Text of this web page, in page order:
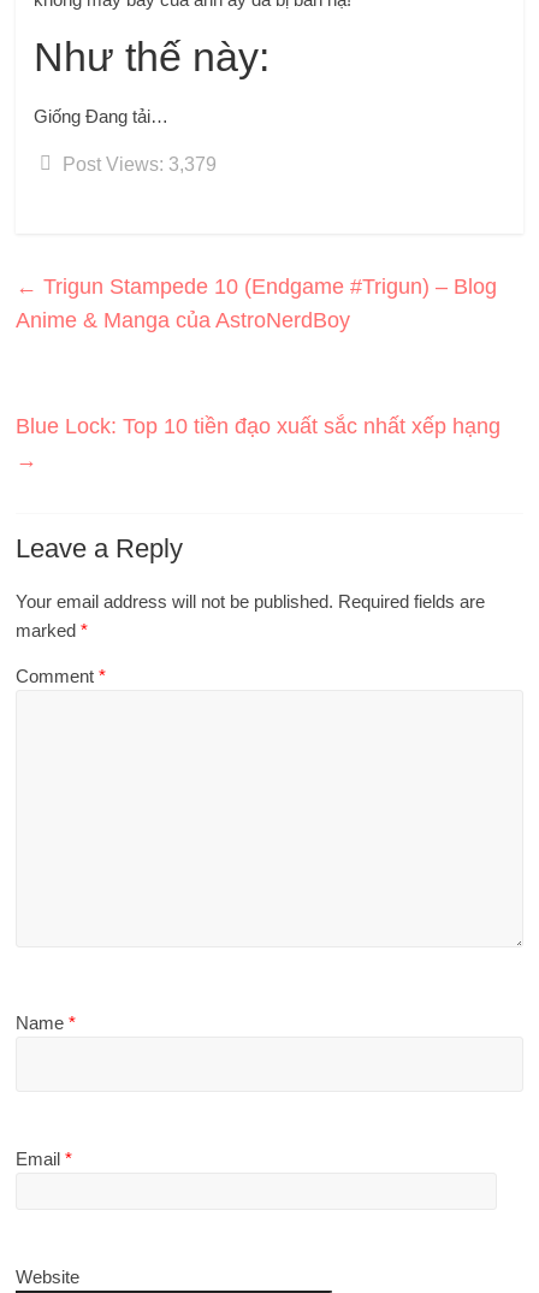
Như thế này:
Giống Đang tải…
Post Views: 3,379
← Trigun Stampede 10 (Endgame #Trigun) – Blog
Anime & Manga của AstroNerdBoy
Blue Lock: Top 10 tiền đạo xuất sắc nhất xếp hạng
→
Leave a Reply
Your email address will not be published. Required fields are
marked*
Comment*
Name*
Email*
Website